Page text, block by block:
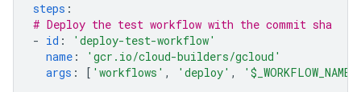
steps :
# Deploy the test workflow with the commit sha
- id :
'deploy-test-workflow'
name :
'gcr.io/cloud-builders/gcloud'
args : [ 'workflows' , 'deploy' ,